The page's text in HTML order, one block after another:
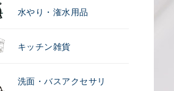
水やり・潅水用品
キッチン雑貨
洗面・バスアクセサリ